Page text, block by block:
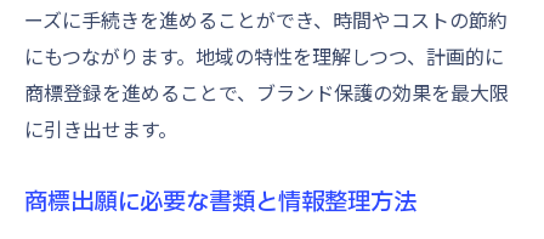
ーズに手続きを進めることができ、時間やコストの節約
にもつながります。地域の特性を理解しつつ、計画的に
商標登録を進めることで、ブランド保護の効果を最大限
に引き出せます。
商標出願に必要な書類と情報整理方法